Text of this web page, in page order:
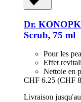
Dr.
Scrub, 75 ml
Pour les
Effet
Nettoie en
CHF 6.25 (CHF
Livraison